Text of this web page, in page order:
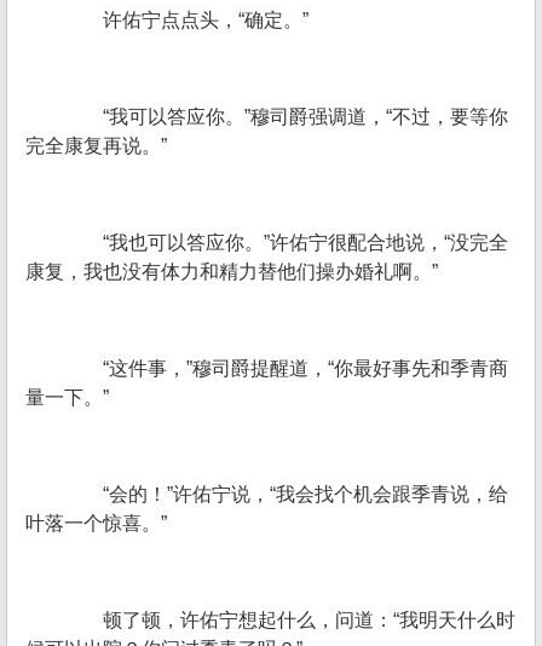
许佑宁点点头，“确定。”
“我可以答应你。”穆司爵强调道，“不过，要等你
完全康复再说。”
“我也可以答应你。”许佑宁很配合地说，“没完全
康复，我也没有体力和精力替他们操办婚礼啊。”
“这件事，”穆司爵提醒道，“你最好事先和季青商
量一下。”
“会的！”许佑宁说，“我会找个机会跟季青说，给
叶落一个惊喜。”
顿了顿，许佑宁想起什么，问道：“我明天什么时